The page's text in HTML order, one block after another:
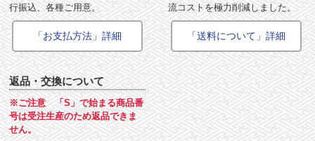
行振込、各種ご用意。
「お支払方法」詳細
流コストを極力削減しました。
「送料について」詳細
返品・交換について
※ご注意 「S」で始まる商品番
号は受注生産のため返品できま
せん。